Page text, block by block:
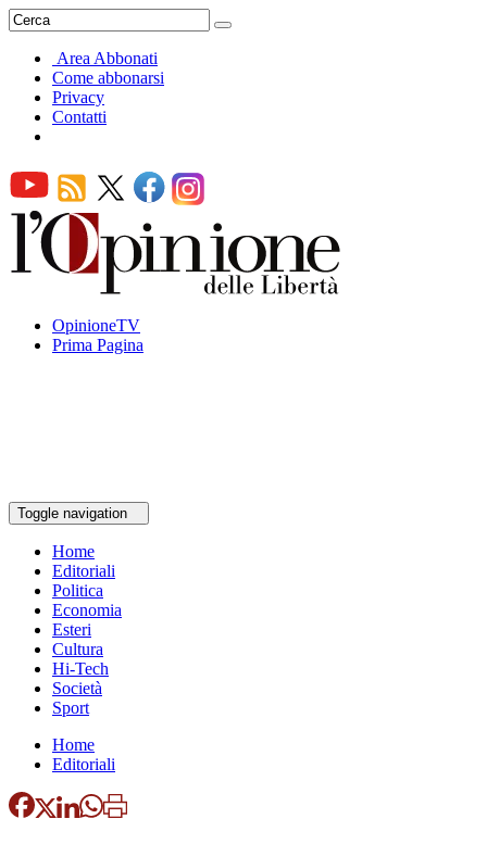
Area Abbonati
Come abbonarsi
Privacy
Contatti
OpinioneTV
Prima Pagina
Toggle navigation
Home
Editoriali
Politica
Economia
Esteri
Cultura
Hi-Tech
Società
Sport
Home
Editoriali